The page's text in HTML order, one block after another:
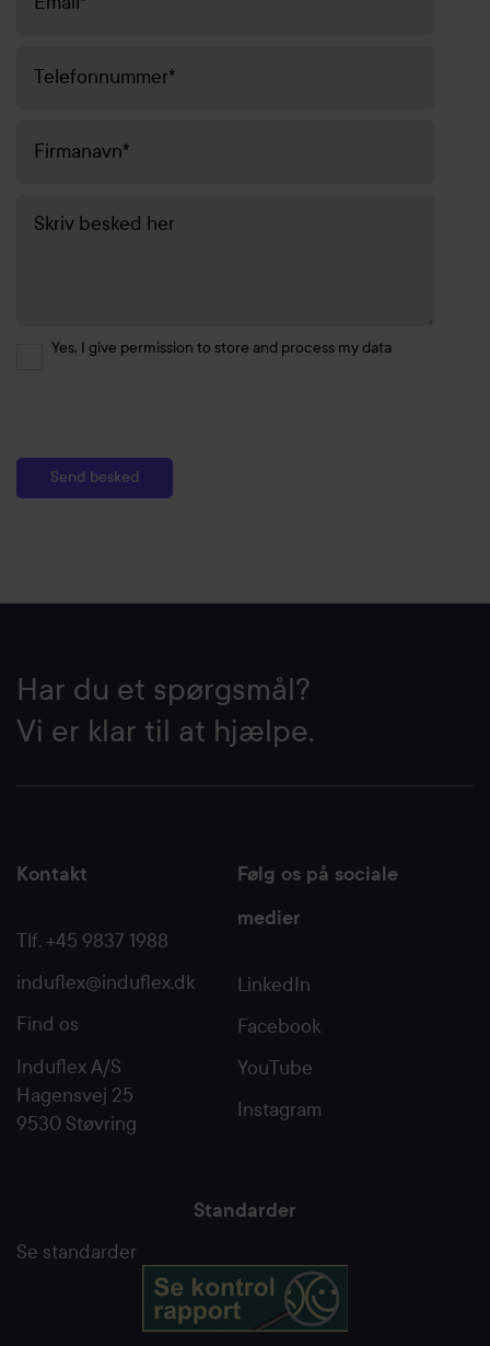
Yes, I give permission to store and process my data
Har du et spørgsmål?
Vi er klar til at hjælpe.
Kontakt
Tlf. +45 9837 1988
induflex@induflex.dk
Find os
Induflex A/S
Hagensvej 25
9530 Støvring
Følg os på sociale
medier
LinkedIn
Facebook
YouTube
Instagram
Standarder
Se standarder